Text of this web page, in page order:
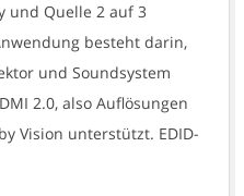
und Quelle 2 auf 3
besteht darin,
und Soundsystem
2.0, also Auflösungen
Vision unterstützt. EDID-